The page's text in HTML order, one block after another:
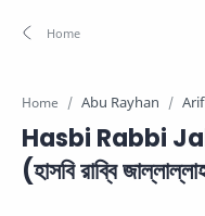
Home Abu Rayhan
Hasbi Rabbi
(হাসবি রাব্বি